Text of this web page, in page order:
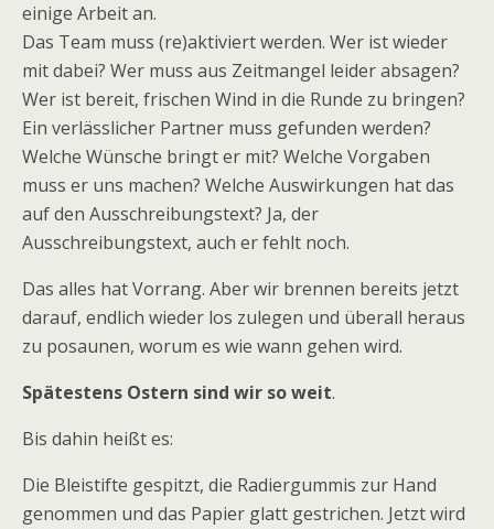
einige Arbeit an.
Das Team muss (re)aktiviert werden. Wer ist wieder
mit dabei? Wer muss aus Zeitmangel leider absagen?
Wer ist bereit, frischen Wind in die Runde zu bringen?
Ein verlässlicher Partner muss gefunden werden?
Welche Wünsche bringt er mit? Welche Vorgaben
muss er uns machen? Welche Auswirkungen hat das
auf den Ausschreibungstext? Ja, der
Ausschreibungstext, auch er fehlt noch.
Das alles hat Vorrang. Aber wir brennen bereits jetzt
darauf, endlich wieder los zulegen und überall heraus
zu posaunen, worum es wie wann gehen wird.
Spätestens Ostern sind wir so weit.
Bis dahin heißt es:
Die Bleistifte gespitzt, die Radiergummis zur Hand
genommen und das Papier glatt gestrichen. Jetzt wird